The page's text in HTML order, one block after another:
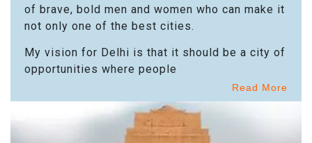
of brave, bold men and women who can make it
not only one of the best cities.
My vision for Delhi is that it should be a city of
opportunities where people
Read More